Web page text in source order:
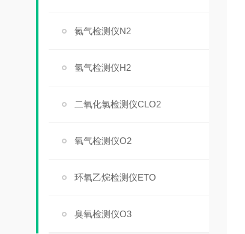
氮气检测仪N2
氢气检测仪H2
二氧化氯检测仪CLO2
氧气检测仪O2
环氧乙烷检测仪ETO
臭氧检测仪O3